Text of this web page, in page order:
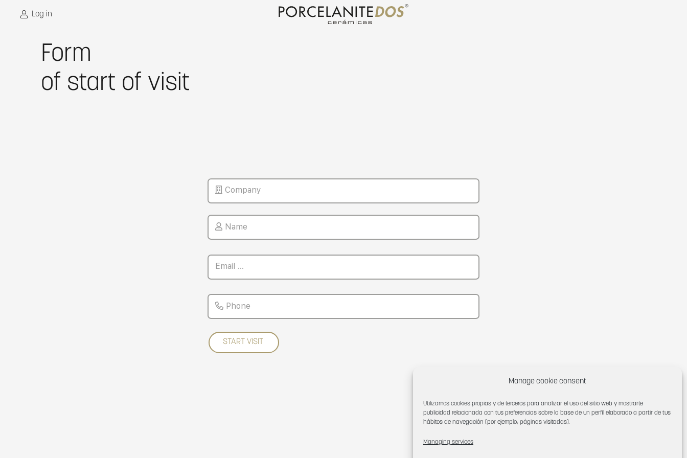
Manage cookie consent
Utilizamos cookies propias y de terceros para analizar el uso del sitio web y mostrarte
publicidad relacionada con tus preferencias sobre la base de un perfil elaborado a partir de tus
hábitos de navegación (por ejemplo, páginas visitadas).
Managing services
Log in
Form
of start of visit